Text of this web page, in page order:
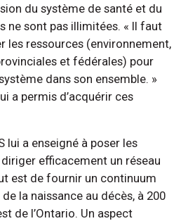
du système de santé et du
ne sont pas illimitées. « Il faut
les ressources (environnement,
et fédérales) pour
dans son ensemble. »
a permis d’acquérir ces
lui a enseigné à poser les
efficacement un réseau
est de fournir un continuum
la naissance au décès, à 200
de l’Ontario. Un aspect